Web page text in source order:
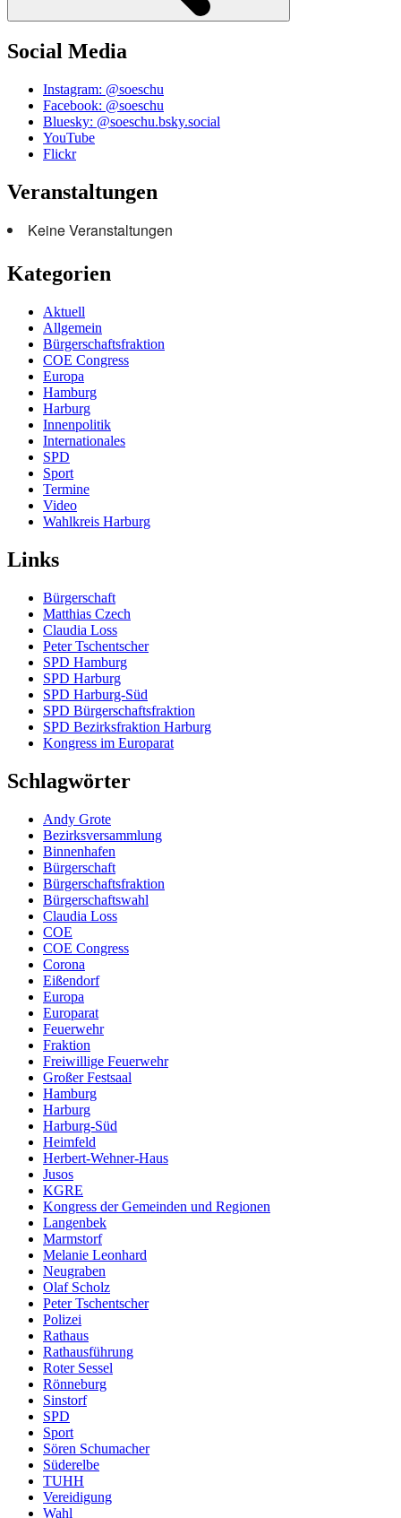
Social Media
Instagram: @soeschu
Facebook: @soeschu
Bluesky: @soeschu.bsky.social
YouTube
Flickr
Veranstaltungen
Keine Veranstaltungen
Kategorien
Aktuell
Allgemein
Bürgerschaftsfraktion
COE Congress
Europa
Hamburg
Harburg
Innenpolitik
Internationales
SPD
Sport
Termine
Video
Wahlkreis Harburg
Links
Bürgerschaft
Matthias Czech
Claudia Loss
Peter Tschentscher
SPD Hamburg
SPD Harburg
SPD Harburg-Süd
SPD Bürgerschaftsfraktion
SPD Bezirksfraktion Harburg
Kongress im Europarat
Schlagwörter
Andy Grote
Bezirksversammlung
Binnenhafen
Bürgerschaft
Bürgerschaftsfraktion
Bürgerschaftswahl
Claudia Loss
COE
COE Congress
Corona
Eißendorf
Europa
Europarat
Feuerwehr
Fraktion
Freiwillige Feuerwehr
Großer Festsaal
Hamburg
Harburg
Harburg-Süd
Heimfeld
Herbert-Wehner-Haus
Jusos
KGRE
Kongress der Gemeinden und Regionen
Langenbek
Marmstorf
Melanie Leonhard
Neugraben
Olaf Scholz
Peter Tschentscher
Polizei
Rathaus
Rathausführung
Roter Sessel
Rönneburg
Sinstorf
SPD
Sport
Sören Schumacher
Süderelbe
TUHH
Vereidigung
Wahl